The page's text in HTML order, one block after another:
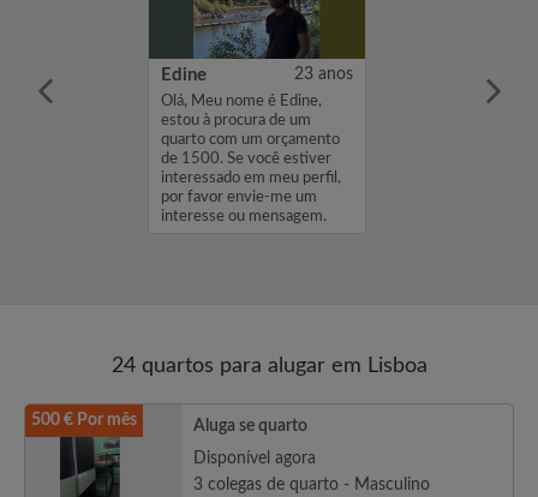
Edine 23 anos
Olá, Meu nome é Edine,
estou à procura de um
quarto com um orçamento
de 1500. Se você estiver
interessado em meu perfil,
por favor envie-me um
interesse ou mensagem.
24 quartos para alugar em Lisboa
500 € Por mês
Aluga se quarto
Disponível agora
3 colegas de quarto - Masculino